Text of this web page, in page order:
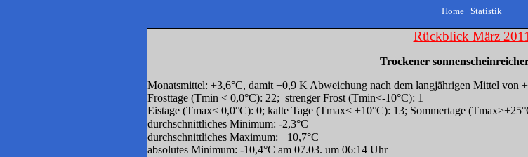
Home Statistik
Rückblick März 2011
Trockener
Monatsmittel: +3,6°C, damit +0,9 K Abweichung nach dem langjährigen Mittel von
Frosttage (Tmin < 0,0°C): 22; strenger Frost (Tmin<-10°C): 1
Eistage (Tmax< 0,0°C): 0; kalte Tage (Tmax< +10°C): 13; Sommertage
durchschnittliches Minimum: -2,3°C
durchschnittliches Maximum: +10,7°C
absolutes Minimum: -10,4°C am 07.03. um 06:14 Uhr